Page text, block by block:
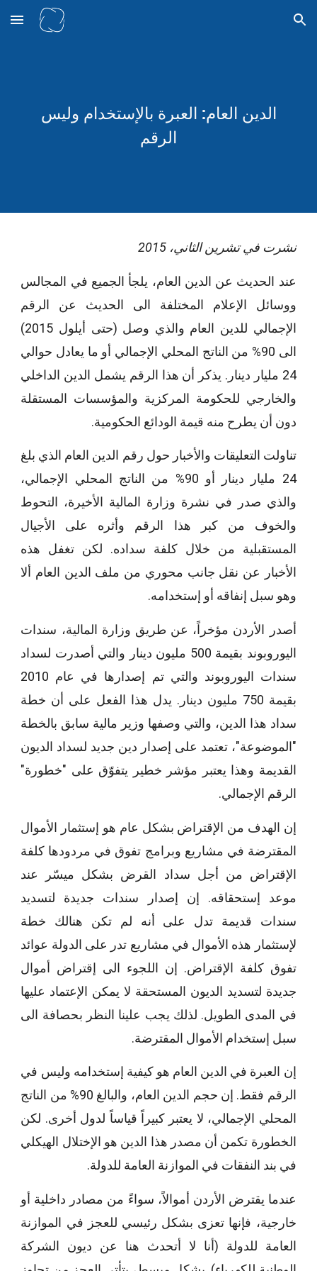
Skip to main content Skip to navigation
الدين العام: العبرة بالإستخدام وليس
الرقم
نشرت في تشرين الثاني، 2015
عند الحديث عن الدين العام، يلجأ الجميع في المجالس
ووسائل الإعلام المختلفة الى الحديث عن الرقم
الإجمالي للدين العام والذي وصل (حتى أيلول 2015)
الى 90% من الناتج المحلي الإجمالي أو ما يعادل حوالي
24 مليار دينار. يذكر أن هذا الرقم يشمل الدين الداخلي
والخارجي للحكومة المركزية والمؤسسات المستقلة
دون أن يطرح منه قيمة الودائع الحكومية.
تناولت التعليقات والأخبار حول رقم الدين العام الذي بلغ
24 مليار دينار أو 90% من الناتج المحلي الإجمالي،
والذي صدر في نشرة وزارة المالية الأخيرة، التحوط
والخوف من كبر هذا الرقم وأثره على الأجيال
المستقبلية من خلال كلفة سداده. لكن تغفل هذه
الأخبار عن نقل جانب محوري من ملف الدين العام ألا
وهو سبل إنفاقه أو إستخدامه.
أصدر الأردن مؤخراً، عن طريق وزارة المالية، سندات
اليوروبوند بقيمة 500 مليون دينار والتي أصدرت لسداد
سندات اليوروبوند والتي تم إصدارها في عام 2010
بقيمة 750 مليون دينار. يدل هذا الفعل على أن خطة
سداد هذا الدين، والتي وصفها وزير مالية سابق بالخطة
"الموضوعة"، تعتمد على إصدار دين جديد لسداد الديون
القديمة وهذا يعتبر مؤشر خطير يتفوّق على "خطورة"
الرقم الإجمالي.
إن الهدف من الإقتراض بشكل عام هو إستثمار الأموال
المقترضة في مشاريع وبرامج تفوق في مردودها كلفة
الإقتراض من أجل سداد القرض بشكل ميسّر عند
موعد إستحقاقه. إن إصدار سندات جديدة لتسديد
سندات قديمة تدل على أنه لم تكن هنالك خطة
لإستثمار هذه الأموال في مشاريع تدر على الدولة عوائد
تفوق كلفة الإقتراض. إن اللجوء الى إقتراض أموال
جديدة لتسديد الديون المستحقة لا يمكن الإعتماد عليها
في المدى الطويل. لذلك يجب علينا النظر بحصافة الى
سبل إستخدام الأموال المقترضة.
إن العبرة في الدين العام هو كيفية إستخدامه وليس في
الرقم فقط. إن حجم الدين العام، والبالغ 90% من الناتج
المحلي الإجمالي، لا يعتبر كبيراً قياساً لدول أخرى. لكن
الخطورة تكمن أن مصدر هذا الدين هو الإختلال الهيكلي
في بند النفقات في الموازنة العامة للدولة.
عندما يقترض الأردن أموالاً، سواءً من مصادر داخلية أو
خارجية، فإنها تعزى بشكل رئيسي للعجز في الموازنة
العامة للدولة (أنا لا أتحدث هنا عن ديون الشركة